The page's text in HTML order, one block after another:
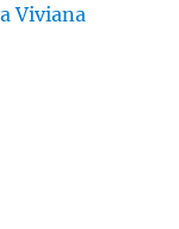
Viviana